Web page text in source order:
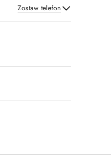
Zostaw telefon
Wyślij